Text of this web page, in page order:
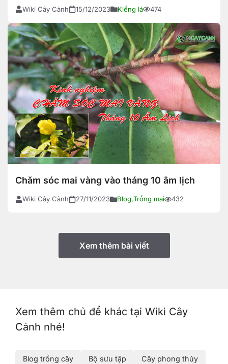
Wiki Cây Cảnh 15/12/2023 Kiểng lá 474
Chăm sóc mai vàng vào tháng 10 âm lịch
Wiki Cây Cảnh 27/11/2023 Blog,Trồng mai 432
Xem thêm bài viết
Xem thêm chủ để khác tại Wiki Cây
Cảnh nhé!
Blog trồng cây Bộ sưu tập Cây phong thủy